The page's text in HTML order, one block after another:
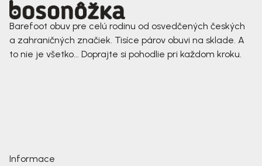
Barefoot obuv pre celú rodinu od osvedčených českých
a zahraničných značiek. Tisíce párov obuvi na sklade. A
to nie je všetko... Doprajte si pohodlie pri každom kroku.
Informace